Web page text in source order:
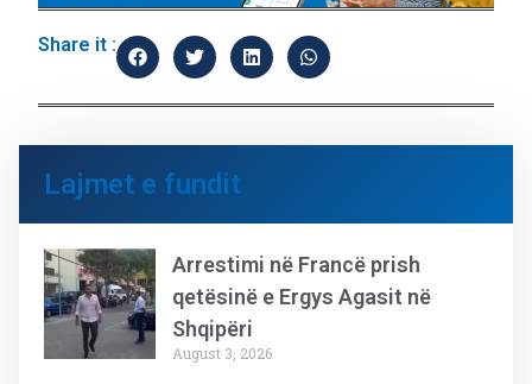
Share it :
Lajmet e fundit
Arrestimi në Francë prish
qetësinë e Ergys Agasit në
Shqipëri
August 3, 2026